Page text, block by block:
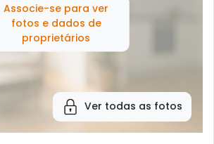
Associe-se para ver
fotos e dados de
proprietários
Ver todas as fotos